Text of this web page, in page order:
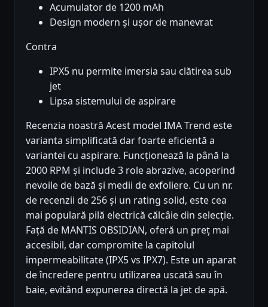
Acumulator de 1200 mAh
Design modern și ușor de manevrat
Contra
IPX5 nu permite imersia sau clătirea sub
jet
Lipsa sistemului de aspirare
Recenzia noastră Acest model IMA Trend este
varianta simplificată dar foarte eficientă a
variantei cu aspirare. Funcționează la până la
2000 RPM și include 3 role abrazive, acoperind
nevoile de bază și medii de exfoliere. Cu un nr.
de recenzii de 256 și un rating solid, este cea
mai populară pilă electrică călcâie din selecție.
Față de MANTIS OBSIDIAN, oferă un preț mai
accesibil, dar compromite la capitolul
impermeabilitate (IPX5 vs IPX7). Este un aparat
de încredere pentru utilizarea uscată sau în
baie, evitând expunerea directă la jet de apă.